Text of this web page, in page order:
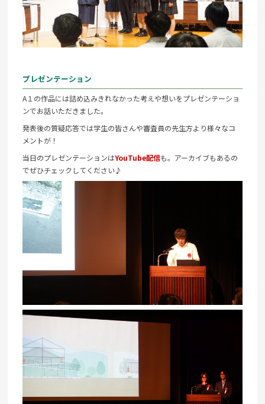
プレゼンテーション
A１の作品には詰め込みきれなかった考えや想いをプレゼンテーショ
ンでお話いただきました。
発表後の質疑応答では学生の皆さんや審査員の先生方より様々なコ
メントが！
当日のプレゼンテーションはYouTube配信も。アーカイブもあるの
でぜひチェックしてください♪